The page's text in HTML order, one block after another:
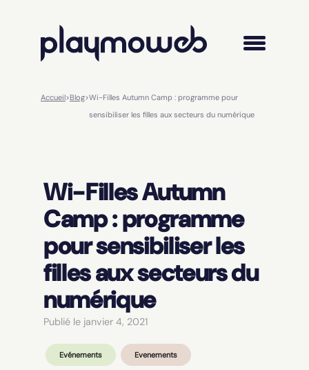
Accueil>Blog>Wi-Filles Autumn Camp : programme pour
sensibiliser les filles aux secteurs du numérique
Wi-Filles Autumn
Camp : programme
pour sensibiliser les
filles aux secteurs du
numérique
Publié le janvier 4, 2021
Evénements Evenements